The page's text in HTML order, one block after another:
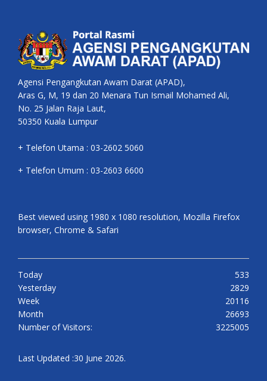
Agensi Pengangkutan Awam Darat (APAD),
Aras G, M, 19 dan 20 Menara Tun Ismail Mohamed Ali,
No. 25 Jalan Raja Laut,
50350 Kuala Lumpur
+ Telefon Utama : 03-2602 5060
+ Telefon Umum : 03-2603 6600
Best viewed using 1980 x 1080 resolution, Mozilla Firefox
browser, Chrome & Safari
Today
533
Yesterday
2829
Week
20116
Month
26693
Number of Visitors:
3225005
Last Updated :30 June 2026.